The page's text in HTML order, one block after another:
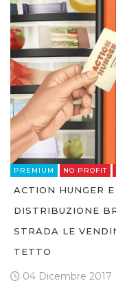
PREMIUM NO PROFIT
ACTION HUNGER
DISTRIBUZIONE
STRADA LE
TETTO
04 Dicembre 2017